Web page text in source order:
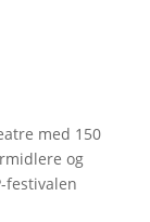
med 150
og
festivalen